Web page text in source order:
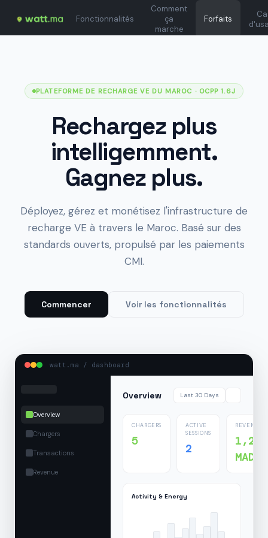
Fonctionnalités
Comment
ça
marche
Forfaits
PLATEFORME DE RECHARGE VE DU MAROC · OCPP 1.6J
Rechargez plus
intelligemment.
Gagnez plus.
Déployez, gérez et monétisez l'infrastructure de
recharge VE à travers le Maroc. Basé sur des
standards ouverts, propulsé par les paiements
CMI.
Commencer Voir les fonctionnalités
watt.ma / dashboard
Overview
Chargers
Transactions
Revenue
Overview Last 30 Days
CHARGERS
5
ACTIVE
SESSIONS
2
REVENUE
1,240
MAD
Activity & Energy